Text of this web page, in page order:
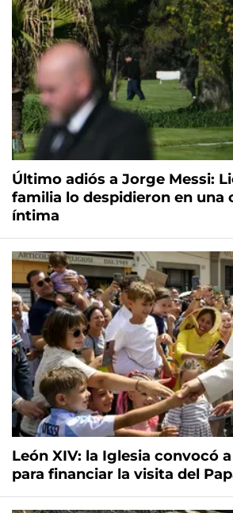
Último adiós a Jorge Messi:
familia lo despidieron en una
íntima
León XIV: la Iglesia convocó
para financiar la visita del